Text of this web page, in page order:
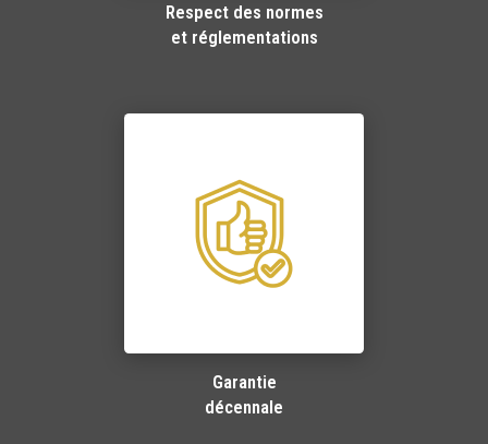
Respect des normes
et réglementations
Garantie
décennale